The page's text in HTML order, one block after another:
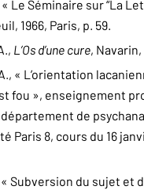
Le Séminaire sur “La
1966, Paris, p. 59.
L’Os d’une cure, Navarin,
« L’orientation
fou », enseignement
de
Paris 8, cours du 16
« Subversion du sujet et